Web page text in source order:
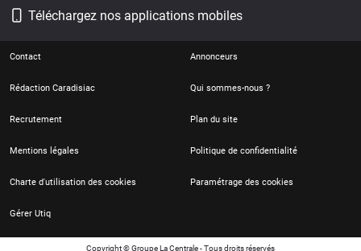
Téléchargez nos applications mobiles
Contact Annonceurs
Rédaction Caradisiac Qui sommes-nous ?
Recrutement Plan du site
Mentions légales Politique de confidentialité
Charte d'utilisation des cookies Paramétrage des cookies
Gérer Utiq
Copyright © Groupe La Centrale - Tous droits réservés